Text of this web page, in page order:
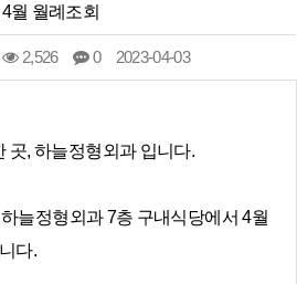
월 월례조회
2,526 0 2023-04-03
곳, 하늘정형외과 입니다.
늘정형외과 7층 구내식당에서 4월
다.